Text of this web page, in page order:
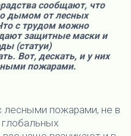
сообщают, что
дымом от лесных
с трудом можно
защитные маски и
(статуи)
Вот, дескать, и у них
пожарами.
лесными пожарами, не в